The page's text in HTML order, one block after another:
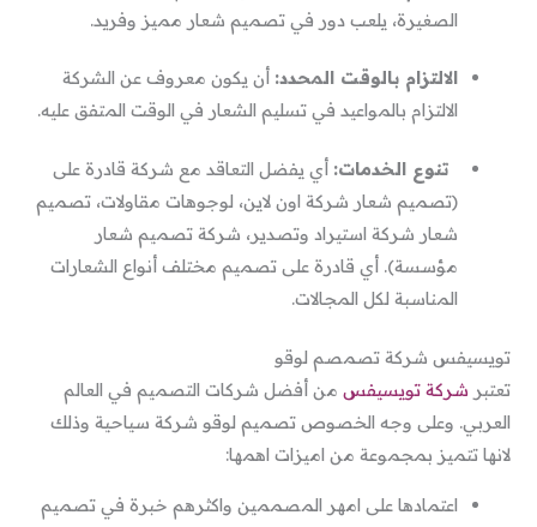
الصغيرة، يلعب دور في تصميم شعار مميز وفريد.
الالتزام بالوقت المحدد: أن يكون معروف عن الشركة
الالتزام بالمواعيد في تسليم الشعار في الوقت المتفق عليه.
تنوع الخدمات: أي يفضل التعاقد مع شركة قادرة على
(تصميم شعار شركة اون لاين، لوجوهات مقاولات، تصميم
شعار شركة استيراد وتصدير، شركة تصميم شعار
مؤسسة). أي قادرة على تصميم مختلف أنواع الشعارات
المناسبة لكل المجالات.
تويسيفس شركة تصمصم لوقو
تعتبر شركة تويسيفس من أفضل شركات التصميم في العالم
العربي. وعلى وجه الخصوص تصميم لوقو شركة سياحية وذلك
لانها تتميز بمجموعة من اميزات اهمها:
اعتمادها على امهر المصممين واكثرهم خبرة في تصميم